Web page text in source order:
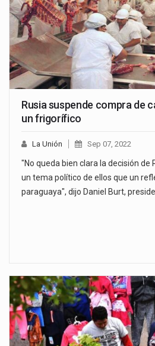
Rusia suspende compra de
un frigorífico
La Unión Sep 07, 2022
"No queda bien clara la decisión de
un tema político de ellos que un
paraguaya", dijo Daniel Burt,